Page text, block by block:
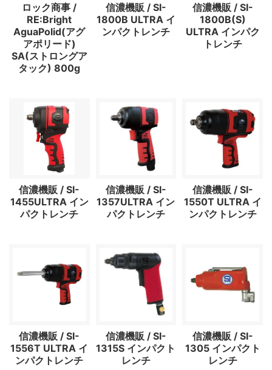
ロック商事 /
RE:Bright
AguaPolid(アグ
アポリード)
SA(ストロングア
タック) 800g
信濃機販 / SI-
1800B ULTRA イ
ンパクトレンチ
信濃機販 / SI-
1800B(S)
ULTRA インパク
トレンチ
信濃機販 / SI-
1455ULTRA イン
パクトレンチ
信濃機販 / SI-
1357ULTRA イン
パクトレンチ
信濃機販 / SI-
1550T ULTRA イ
ンパクトレンチ
信濃機販 / SI-
1556T ULTRA イ
ンパクトレンチ
信濃機販 / SI-
1315S インパクト
レンチ
信濃機販 / SI-
1305 インパクト
レンチ